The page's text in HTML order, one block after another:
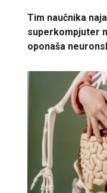
Tim naučnika
superkompjuter
oponaša